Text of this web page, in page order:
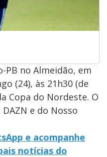
no Almeidão, em
(24), às 21h30 (de
Copa do Nordeste. O
e do Nosso
e acompanhe
notícias do